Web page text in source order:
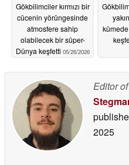
Gökbilimciler kırmızı bir
cücenin yörüngesinde
atmosfere sahip
olabilecek bir süper-
Dünya keşfetti 05/26/2026
Editor
2025